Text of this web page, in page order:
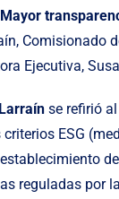
Comisionado
Ejecutiva,
se refirió
ESG
reguladas por